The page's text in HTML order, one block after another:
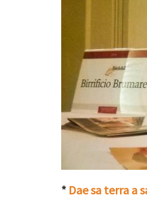
* Dae sa terra a